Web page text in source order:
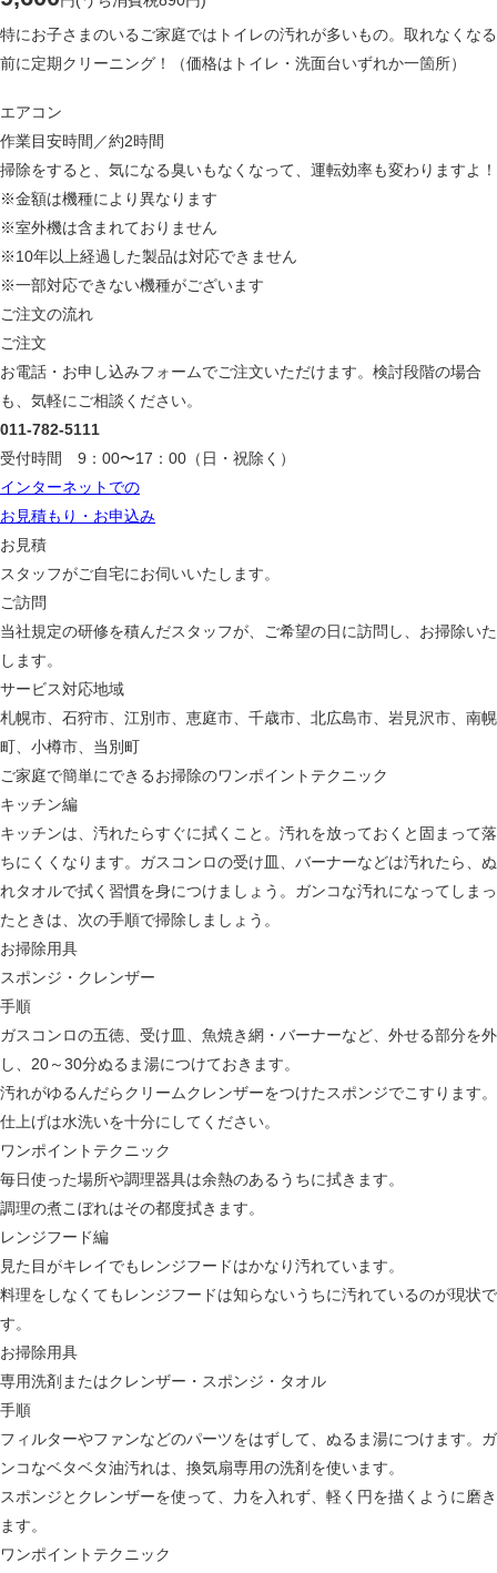
特にお子さまのいるご家庭ではトイレの汚れが多いもの。取れなくなる
前に定期クリーニング！（価格はトイレ・洗面台いずれか一箇所）
エアコン
作業目安時間／約2時間
掃除をすると、気になる臭いもなくなって、運転効率も変わりますよ！
※金額は機種により異なります
※室外機は含まれておりません
※10年以上経過した製品は対応できません
※一部対応できない機種がございます
ご注文の流れ
ご注文
お電話・お申し込みフォームでご注文いただけます。検討段階の場合
も、気軽にご相談ください。
011-782-5111
受付時間 9：00〜17：00（日・祝除く）
インターネットでの
お見積もり・お申込み
お見積
スタッフがご自宅にお伺いいたします。
ご訪問
当社規定の研修を積んだスタッフが、ご希望の日に訪問し、お掃除いた
します。
サービス対応地域
札幌市、石狩市、江別市、恵庭市、千歳市、北広島市、岩見沢市、南幌
町、小樽市、当別町
ご家庭で簡単にできるお掃除のワンポイントテクニック
キッチン編
キッチンは、汚れたらすぐに拭くこと。汚れを放っておくと固まって落
ちにくくなります。ガスコンロの受け皿、バーナーなどは汚れたら、ぬ
れタオルで拭く習慣を身につけましょう。ガンコな汚れになってしまっ
たときは、次の手順で掃除しましょう。
お掃除用具
スポンジ・クレンザー
手順
ガスコンロの五徳、受け皿、魚焼き網・バーナーなど、外せる部分を外
し、20～30分ぬるま湯につけておきます。
汚れがゆるんだらクリームクレンザーをつけたスポンジでこすります。
仕上げは水洗いを十分にしてください。
ワンポイントテクニック
毎日使った場所や調理器具は余熱のあるうちに拭きます。
調理の煮こぼれはその都度拭きます。
レンジフード編
見た目がキレイでもレンジフードはかなり汚れています。
料理をしなくてもレンジフードは知らないうちに汚れているのが現状で
す。
お掃除用具
専用洗剤またはクレンザー・スポンジ・タオル
手順
フィルターやファンなどのパーツをはずして、ぬるま湯につけます。ガ
ンコなベタベタ油汚れは、換気扇専用の洗剤を使います。
スポンジとクレンザーを使って、力を入れず、軽く円を描くように磨き
ます。
ワンポイントテクニック